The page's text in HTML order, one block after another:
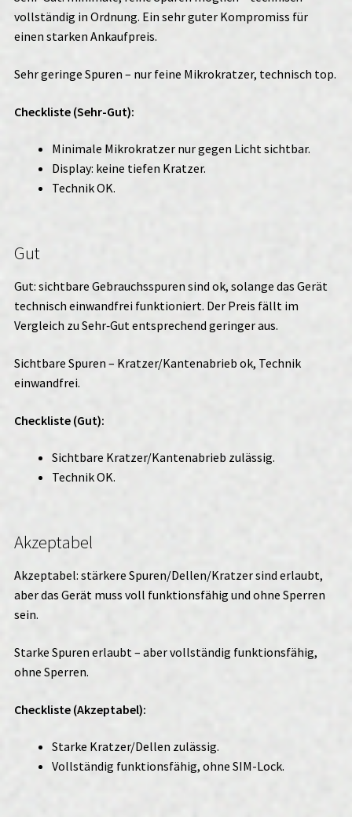
vollständig in Ordnung. Ein sehr guter Kompromiss für
einen starken Ankaufpreis.
Sehr geringe Spuren – nur feine Mikrokratzer, technisch top.
Checkliste (Sehr-Gut):
Minimale Mikrokratzer nur gegen Licht sichtbar.
Display: keine tiefen Kratzer.
Technik OK.
Gut
Gut: sichtbare Gebrauchsspuren sind ok, solange das Gerät
technisch einwandfrei funktioniert. Der Preis fällt im
Vergleich zu Sehr‑Gut entsprechend geringer aus.
Sichtbare Spuren – Kratzer/Kantenabrieb ok, Technik
einwandfrei.
Checkliste (Gut):
Sichtbare Kratzer/Kantenabrieb zulässig.
Technik OK.
Akzeptabel
Akzeptabel: stärkere Spuren/Dellen/Kratzer sind erlaubt,
aber das Gerät muss voll funktionsfähig und ohne Sperren
sein.
Starke Spuren erlaubt – aber vollständig funktionsfähig,
ohne Sperren.
Checkliste (Akzeptabel):
Starke Kratzer/Dellen zulässig.
Vollständig funktionsfähig, ohne SIM-Lock.